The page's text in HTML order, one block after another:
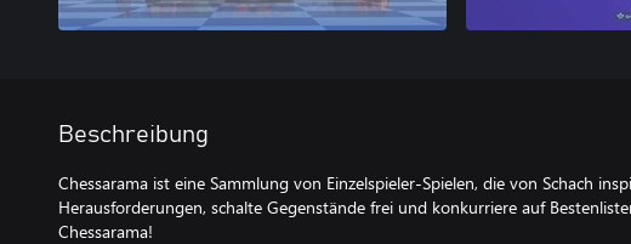
Beschreibung
Chessarama ist eine Sammlung von Einzelspieler-Spielen, die von Schach
Herausforderungen, schalte Gegenstände frei und konkurriere auf
Chessarama!